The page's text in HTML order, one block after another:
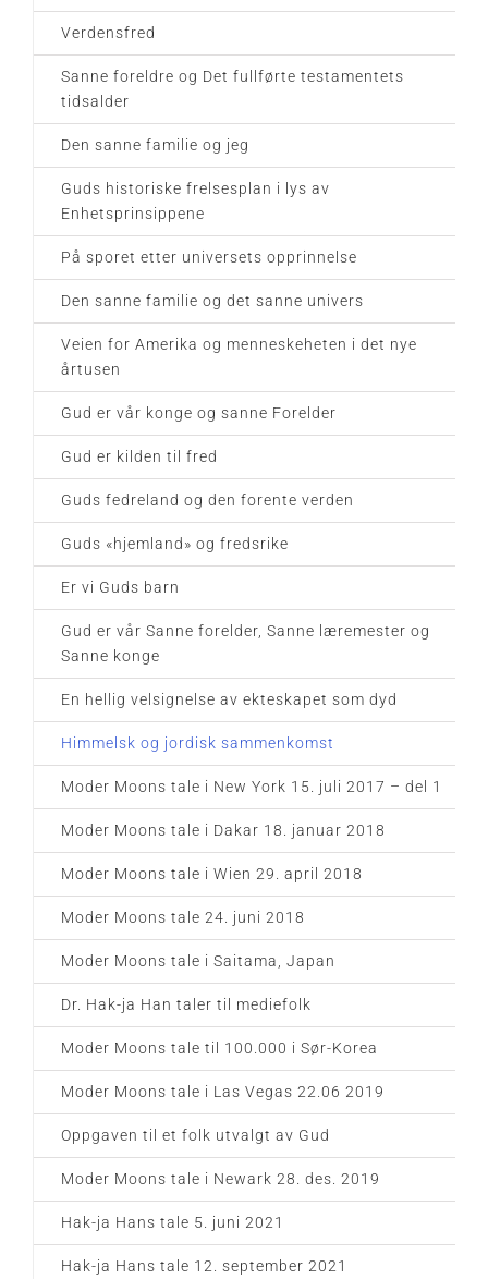
Verdensfred
Sanne foreldre og Det fullførte testamentets
tidsalder
Den sanne familie og jeg
Guds historiske frelsesplan i lys av
Enhetsprinsippene
På sporet etter universets opprinnelse
Den sanne familie og det sanne univers
Veien for Amerika og menneskeheten i det nye
årtusen
Gud er vår konge og sanne Forelder
Gud er kilden til fred
Guds fedreland og den forente verden
Guds «hjemland» og fredsrike
Er vi Guds barn
Gud er vår Sanne forelder, Sanne læremester og
Sanne konge
En hellig velsignelse av ekteskapet som dyd
Himmelsk og jordisk sammenkomst
Moder Moons tale i New York 15. juli 2017 – del 1
Moder Moons tale i Dakar 18. januar 2018
Moder Moons tale i Wien 29. april 2018
Moder Moons tale 24. juni 2018
Moder Moons tale i Saitama, Japan
Dr. Hak-ja Han taler til mediefolk
Moder Moons tale til 100.000 i Sør-Korea
Moder Moons tale i Las Vegas 22.06 2019
Oppgaven til et folk utvalgt av Gud
Moder Moons tale i Newark 28. des. 2019
Hak-ja Hans tale 5. juni 2021
Hak-ja Hans tale 12. september 2021